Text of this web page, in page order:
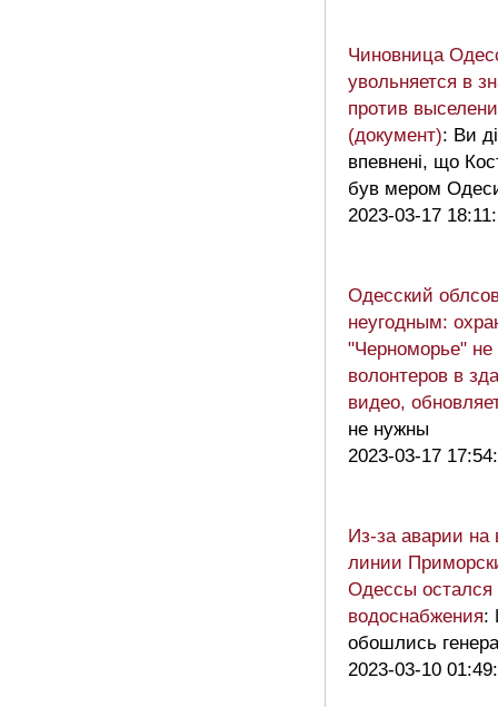
Чиновница
увольняется в
против
(документ): Ви
впевнені, що
був мером
2023-03-17
Одесский
неугодным:
"Черноморье" не
волонтеров в
видео,
не нужны
2023-03-17
Из-за аварии на
линии
Одессы остался
водоснабжения:
обошлись
2023-03-10